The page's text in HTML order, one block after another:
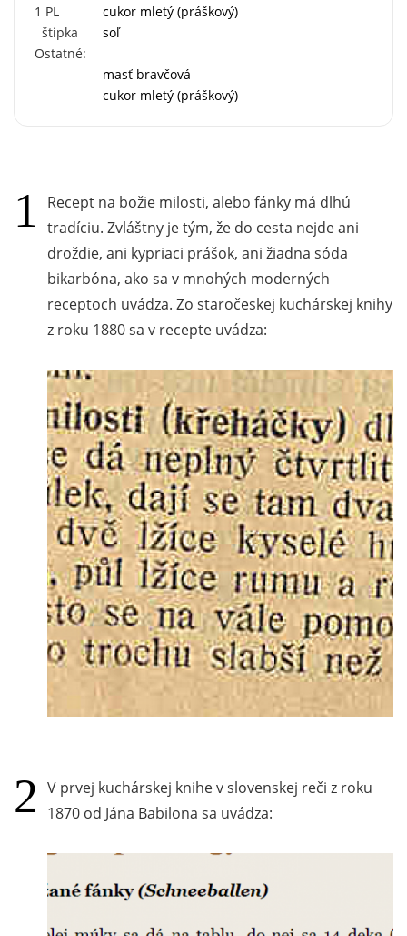
1 PL
cukor mletý (práškový)
štipka
soľ
Ostatné:
masť bravčová
cukor mletý (práškový)
Recept na božie milosti, alebo fánky má dlhú
tradíciu. Zvláštny je tým, že do cesta nejde ani
droždie, ani kypriaci prášok, ani žiadna sóda
bikarbóna, ako sa v mnohých moderných
receptoch uvádza. Zo staročeskej kuchárskej knihy
z roku 1880 sa v recepte uvádza:
V prvej kuchárskej knihe v slovenskej reči z roku
1870 od Jána Babilona sa uvádza: